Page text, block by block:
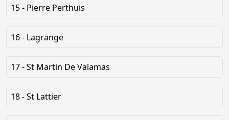
15 - Pierre Perthuis
16 - Lagrange
17 - St Martin De Valamas
18 - St Lattier